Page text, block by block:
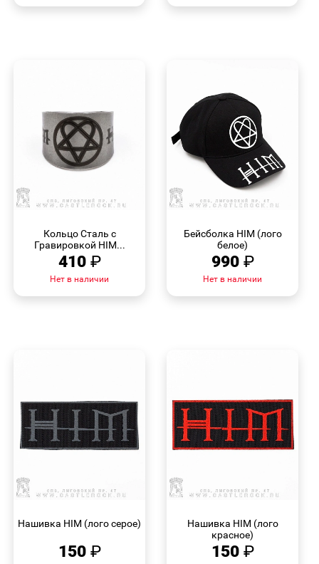
Кольцо Сталь с
Гравировкой HIM...
410 ₽
Нет в наличии
Бейсболка HIM (лого
белое)
990 ₽
Нет в наличии
Нашивка HIM (лого серое)
150 ₽
Нашивка HIM (лого
красное)
150 ₽